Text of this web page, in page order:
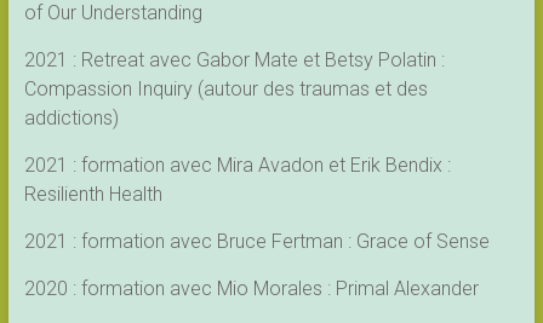
of Our Understanding
2021 : Retreat avec Gabor Mate et Betsy Polatin :
Compassion Inquiry (autour des traumas et des
addictions)
2021 : formation avec Mira Avadon et Erik Bendix :
Resilienth Health
2021 : formation avec Bruce Fertman : Grace of Sense
2020 : formation avec Mio Morales : Primal Alexander